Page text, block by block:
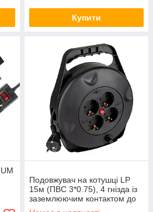
Купити
Подовжувач на котушці LP
15м (ПВС 3*0.75), 4 гнізда із
заземлюючим контактом до
2.2 кВт